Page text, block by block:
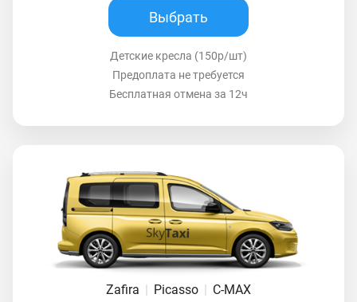
Выбрать
Детские кресла (150р/шт)
Предоплата не требуется
Бесплатная отмена за 12ч
Zafira | Picasso | C-MAX